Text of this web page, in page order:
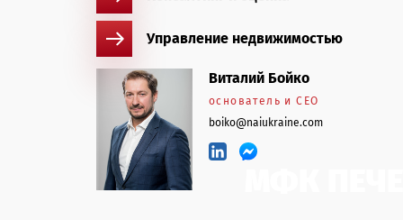
Управление недвижимостью
Виталий Бойко
основатель и CEO
boiko@naiukraine.com